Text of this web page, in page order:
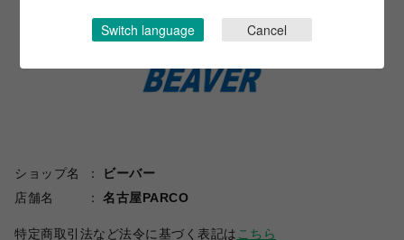
ショップ名
ビーバー
店舗名
名古屋PARCO
特定商取引法など法令に基づく表記は こちら
Switch language Cancel